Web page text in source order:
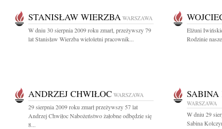
STANISŁAW WIERZBA WARSZAWA
W dniu 30 sierpnia 2009 roku zmarł, przeżywszy 79
lat Stanisław Wierzba wieloletni pracownik...
Elżuni
Rodzinie
ANDRZEJ CHWIŁOC WARSZAWA
29 sierpnia 2009 roku zmarł przeżywszy 57 lat
Andrzej Chwiłoc Nabożeństwo żałobne odbędzie się
8...
WARSZAWA
W dniu 29
Sabina